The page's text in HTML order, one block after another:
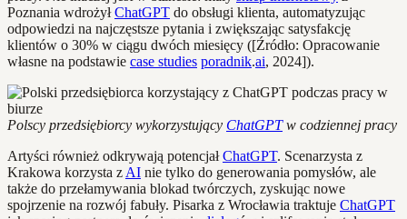
Poznania wdrożyłChatGPT do obsługi klienta, automatyzując
odpowiedzi na najczęstsze pytania i zwiększając satysfakcję
klientów o 30% w ciągu dwóch miesięcy ([Źródło: Opracowanie
własne na podstawie case studies poradnik.ai, 2024]).
Polscy przedsiębiorcy wykorzystujący ChatGPTw codziennej pracy
Artyści również odkrywają potencjałChatGPT. Scenarzysta z
Krakowa korzysta z AI nie tylko do generowania pomysłów, ale
także do przełamywania blokad twórczych, zyskując nowe
spojrzenie na rozwój fabuły. Pisarka z Wrocławia traktuje ChatGPT